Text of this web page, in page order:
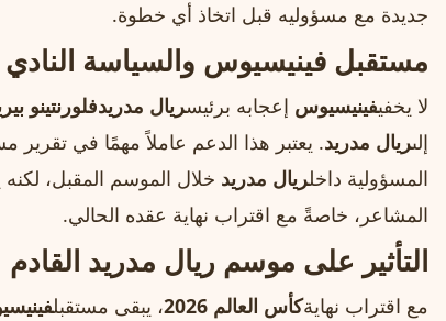
جديدة مع مسؤوليه قبل اتخاذ أي خطوة.
مستقبل فينيسيوس والسياسة النادي
لا يخفيفينيسيوس إعجابه برئيسريال مدريدفلورنتينو
إلىريال مدريد. يعتبر هذا الدعم عاملاً مهمًا في تقرير
المسؤولية داخلريال مدريد خلال الموسم المقبل،
المشاعر، خاصةً مع اقتراب نهاية عقده الحالي.
التأثير على موسم ريال مدريد القادم
مع اقتراب نهايةكأس العالم 2026 ، يبقى مستقبل